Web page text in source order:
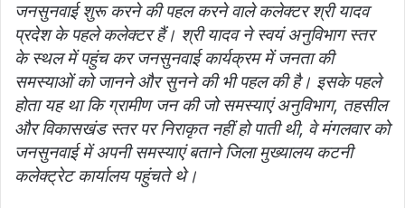
जनसुनवाई शुरू करनेकी पहल करने वाले कलेक्टर श्री यादव
प्रदेश के पहले कलेक्टर हैं। श्री यादव ने स्वयं अनुविभाग स्तर
के स्थल में पहुंच कर जनसुनवाई कार्यक्रम में जनता की
समस्याओं को जानने और सुनने की भी पहल की है। इसके पहले
होता यह था कि ग्रामीण जन की जो समस्याएं अनुविभाग, तहसील
और विकासखंड स्तर पर निराकृत नहीं हो पाती थी, वे मंगलवार को
जनसुनवाई में अपनी समस्याएं बताने जिला मुख्यालय कटनी
कलेक्ट्रेट कार्यालय पहुंचते थे।